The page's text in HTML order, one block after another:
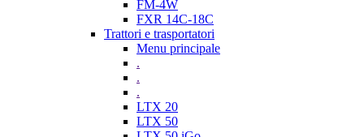
FM-4W
FXR 14C-18C
Trattori e trasportatori
Menu principale
.
.
.
LTX 20
LTX 50